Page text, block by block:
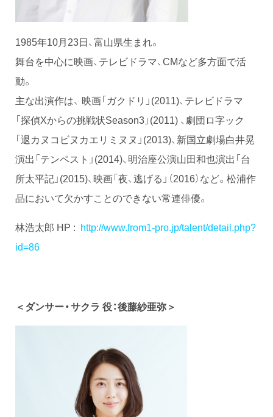
1985年10月23日、富山県生まれ。
舞台を中心に映画、テレビドラマ、CMなど多方面で活
動。
主な出演作は、 映画「ガクドリ」(2011)、テレビドラマ
「探偵Xからの挑戦状Season3」(2011) 、劇団ロ字ック
「退カヌコビヌカエリミヌヌ」(2013)、新国立劇場白井晃
演出「テンペスト」(2014)、明治座公演山田和也演出「台
所太平記」(2015)、映画「夜、逃げる」（2016）など。松浦作
品において欠かすことのできない常連俳優。
林浩太郎 HP : http://www.from1-pro.jp/talent/detail.php?
id=86
＜ダンサー・サクラ 役：後藤紗亜弥＞